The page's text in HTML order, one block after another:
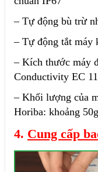
– Tự động bù trừ
– Tự động tắt máy
– Kích thước máy
Conductivity EC
– Khối lượng của
Horiba: khoảng 50g
4. Cung cấp